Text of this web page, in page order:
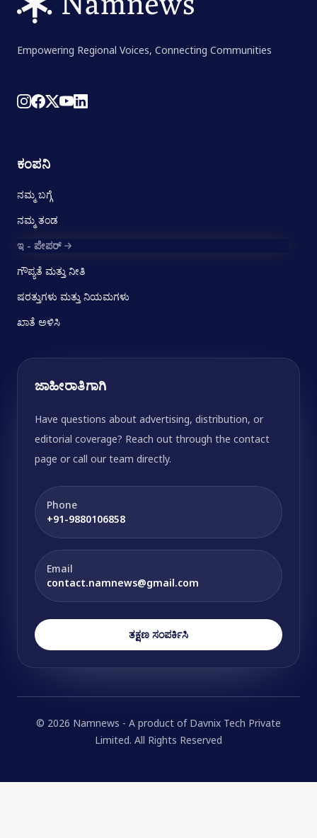
Empowering Regional Voices, Connecting Communities
ಕಂಪನಿ
ನಮ್ಮ ಬಗ್ಗೆ
ನಮ್ಮ ತಂಡ
ಇ - ಪೇಪರ್
ಗೌಪ್ಯತೆ ಮತ್ತು ನೀತಿ
ಷರತ್ತುಗಳು ಮತ್ತು ನಿಯಮಗಳು
ಖಾತೆ ಅಳಿಸಿ
ಜಾಹೀರಾತಿಗಾಗಿ
Have questions about advertising, distribution, or
editorial coverage? Reach out through the contact
page or call our team directly.
Phone
+91-9880106858
Email
contact.namnews@gmail.com
ತಕ್ಷಣ ಸಂಪರ್ಕಿಸಿ
© 2026 Namnews - A product of Davnix Tech Private
Limited. All Rights Reserved